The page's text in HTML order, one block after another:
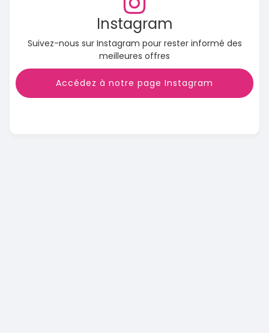
Instagram
Suivez-nous sur Instagram pour rester informé des
meilleures offres
Accédez à notre page Instagram